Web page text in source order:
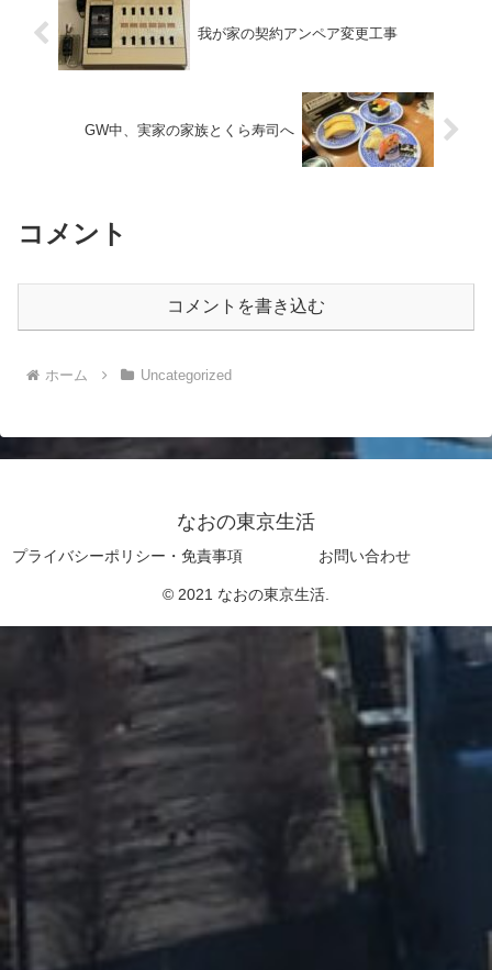
我が家の契約アンペア変更工事
GW中、実家の家族とくら寿司へ
コメント
コメントを書き込む
ホーム Uncategorized
なおの東京生活
プライバシーポリシー・免責事項 お問い合わせ
© 2021 なおの東京生活.